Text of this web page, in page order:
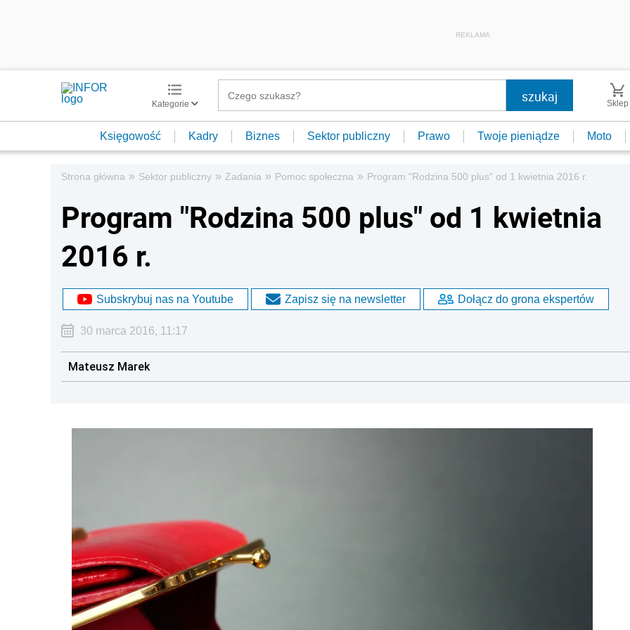
REKLAMA
Kategorie Sklep
Księgowość Kadry Biznes Sektor publiczny Prawo Twoje pieniądze Moto
Strona główna » Sektor publiczny » Zadania » Pomoc społeczna » Program "Rodzina 500 plus" od 1 kwietnia 2016 r.
Program "Rodzina 500 plus" od 1 kwietnia
2016 r.
Subskrybuj nas na Youtube Zapisz się na newsletter Dołącz do grona ekspertów
30 marca 2016, 11:17
Mateusz Marek